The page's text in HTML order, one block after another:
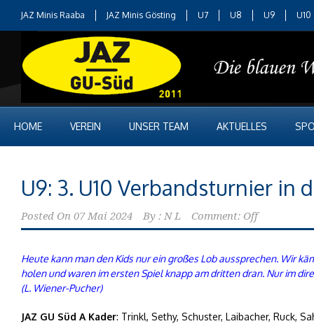
JAZ Minis Raaba JAZ Minis Gösting U7 U8 U9 U10
HOME VEREIN UNSER TEAM AKTUELLES
U9: 3. U10 Verbandsturnier in
Posted On 07 Mai 2024 By : N L Comment: Off
Heute kann man den Kids nur ein großes Lob aussprechen. Wir
holen und waren im ersten Spiel knapp am dritten dran. Nur im
(L. Wiener-Pucher)
JAZ GU Süd A Kader: Trinkl, Sethy, Schuster, Laibacher, Ruck,